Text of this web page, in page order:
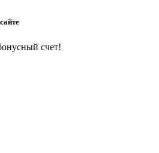
счет!